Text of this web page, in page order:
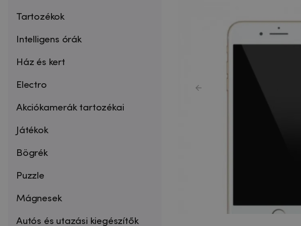
Tartozékok
Intelligens órák
Ház és kert
Electro
Akciókamerák tartozékai
Játékok
Bögrék
Puzzle
Mágnesek
Autós és utazási kiegészítők